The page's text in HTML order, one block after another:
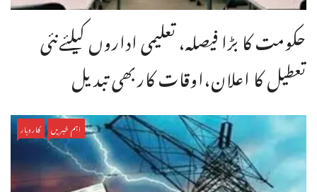
حکومت کا بڑا فیصلہ، تعلیمی اداروں کیلئےنئی
تعطیل کا اعلان،اوقات کاربھی تبدیل
اہم خبریں کاروبار